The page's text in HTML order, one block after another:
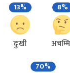
13%
दुःखी
8%
70%